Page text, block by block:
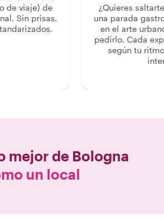
de viaje) de
Sin prisas,
¿Quieres
una parada
en el arte
pedirlo. Cada
según tu
mejor de Bologna
un local